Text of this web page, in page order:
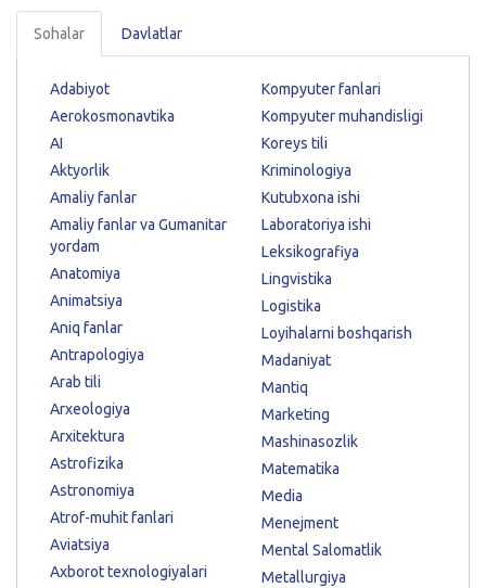
Sohalar Davlatlar
Adabiyot
Aerokosmonavtika
AI
Aktyorlik
Amaliy fanlar
Amaliy fanlar va Gumanitar
yordam
Anatomiya
Animatsiya
Aniq fanlar
Antrapologiya
Arab tili
Arxeologiya
Arxitektura
Astrofizika
Astronomiya
Atrof-muhit fanlari
Aviatsiya
Axborot texnologiyalari
Kompyuter fanlari
Kompyuter muhandisligi
Koreys tili
Kriminologiya
Kutubxona ishi
Laboratoriya ishi
Leksikografiya
Lingvistika
Logistika
Loyihalarni boshqarish
Madaniyat
Mantiq
Marketing
Mashinasozlik
Matematika
Media
Menejment
Mental Salomatlik
Metallurgiya